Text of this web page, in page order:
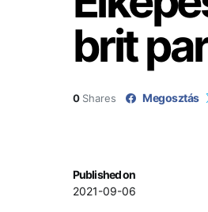
brit
0 Shares Megosztás
Published on
2021-09-06